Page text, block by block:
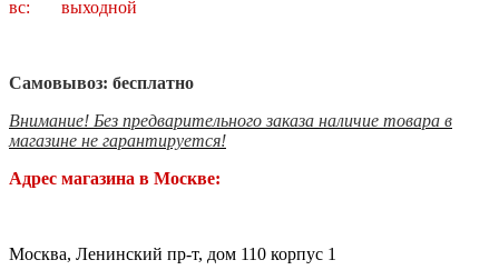
вс: выходной
Самовывоз: бесплатно
Внимание! Без предварительного заказа наличие товара в
магазине не гарантируется!
Адрес магазина в Москве:
Москва, Ленинский пр-т, дом 110 корпус 1